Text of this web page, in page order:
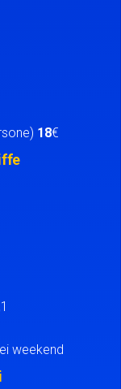
18€
weekend